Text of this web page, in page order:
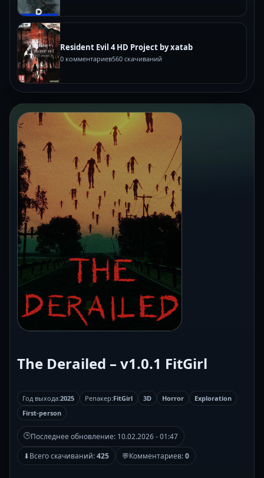
Resident Evil 4 HD Project by xatab
0 комментариев560 скачиваний
The Derailed – v1.0.1 FitGirl
Год выхода:2025 Репакер:FitGirl 3D Horror
Exploration
First-person
🕒Последнее обновление: 10.02.2026 - 01:47
⬇Всего скачиваний:425 💬Комментариев:0